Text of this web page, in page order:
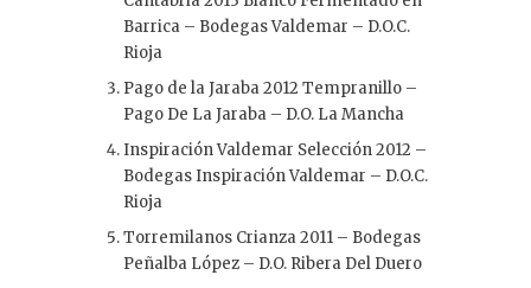
Barrica – Bodegas Valdemar – D.O.C.
Rioja
Pago de la Jaraba 2012 Tempranillo –
Pago De La Jaraba – D.O. La Mancha
Inspiración Valdemar Selección 2012 –
Bodegas Inspiración Valdemar – D.O.C.
Rioja
Torremilanos Crianza 2011 – Bodegas
Peñalba López – D.O. Ribera Del Duero